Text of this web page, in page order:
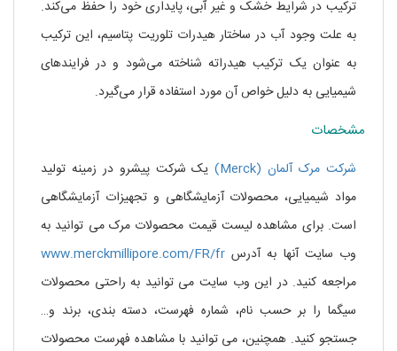
ترکیب در شرایط خشک و غیر آبی، پایداری خود را حفظ می‌کند.
به علت وجود آب در ساختار هیدرات تلوریت پتاسیم، این ترکیب
به عنوان یک ترکیب هیدراته شناخته می‌شود و در فرایندهای
شیمیایی به دلیل خواص آن مورد استفاده قرار می‌گیرد.
مشخصات
شرکت مرک آلمان (Merck)
یک شرکت پیشرو در زمینه تولید
مواد شیمیایی، محصولات آزمایشگاهی و تجهیزات آزمایشگاهی
است. برای مشاهده لیست قیمت محصولات مرک می توانید به
وب سایت آنها به آدرسwww.merckmillipore.com/FR/fr
مراجعه کنید. در این وب سایت می توانید به راحتی محصولات
سیگما را بر حسب نام، شماره فهرست، دسته بندی، برند و…
جستجو کنید. همچنین، می توانید با مشاهده فهرست محصولات